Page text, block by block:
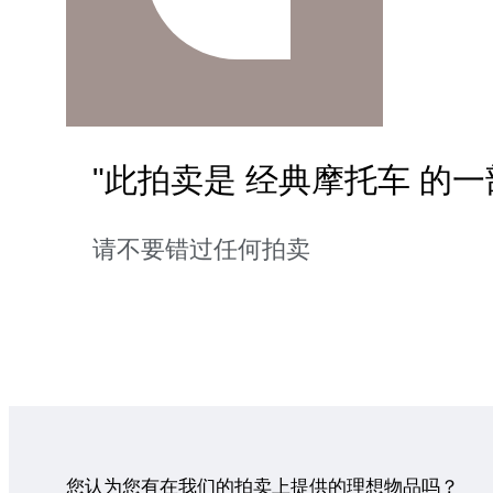
"此拍卖是 经典摩托车 的
请不要错过任何拍卖
您认为您有在我们的拍卖上提供的理想物品吗？